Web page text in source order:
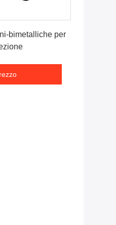
bimetalliche per